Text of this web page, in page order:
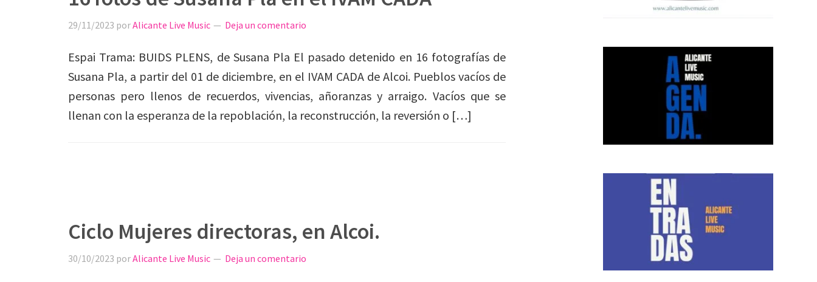
29/11/2023 porAlicante Live Music Deja un comentario
Espai Trama: BUIDS PLENS, de Susana Pla El pasado detenido en 16 fotografías de
Susana Pla, a partir del 01 de diciembre, en el IVAM CADA de Alcoi. Pueblos vacíos de
personas pero llenos de recuerdos, vivencias, añoranzas y arraigo. Vacíos que se
llenan con la esperanza de la repoblación, la reconstrucción, la reversión o […]
Ciclo Mujeres directoras, en Alcoi.
30/10/2023 porAlicante Live Music Deja un comentario